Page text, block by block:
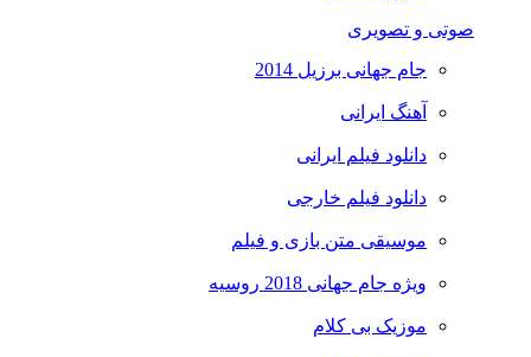
صوتی و تصویری
جام جهانی برزیل 2014
آهنگ ایرانی
دانلود فیلم ایرانی
دانلود فیلم خارجی
موسیقی متن بازی و فیلم
ویژه جام جهانی 2018 روسیه
موزیک بی کلام